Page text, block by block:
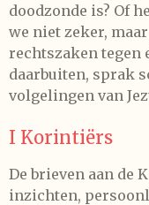
doodzonde is? Of
we niet zeker,
rechtszaken tegen
daarbuiten, sprak
volgelingen van
I Korintiërs
De brieven aan de
inzichten,